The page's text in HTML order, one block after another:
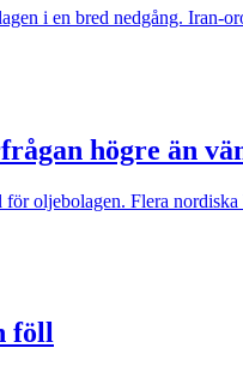
i en bred nedgång. Iran-
högre än
oljebolagen. Flera
föll